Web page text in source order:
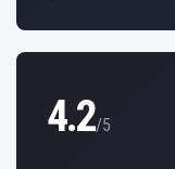
4.2/5